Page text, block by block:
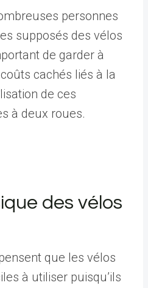
personnes
supposés des vélos
de garder à
cachés liés à la
de ces
à deux roues.
des vélos
que les vélos
à utiliser puisqu’ils